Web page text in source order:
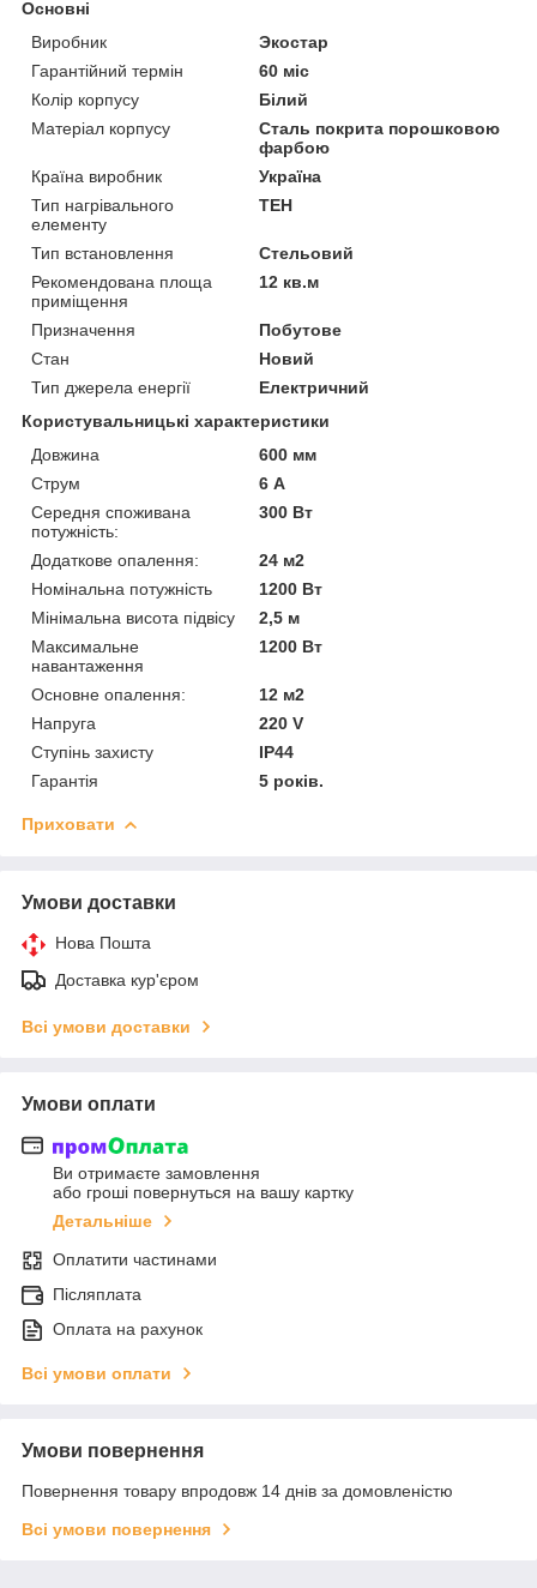
Основні
Виробник
Экостар
Гарантійний термін
60 міс
Колір корпусу
Білий
Матеріал корпусу
Сталь покрита порошковою
фарбою
Країна виробник
Україна
Тип нагрівального
елементу
ТЕН
Тип встановлення
Стельовий
Рекомендована площа
приміщення
12 кв.м
Призначення
Побутове
Стан
Новий
Тип джерела енергії
Електричний
Користувальницькі характеристики
Довжина
600 мм
Струм
6 А
Середня споживана
потужність:
300 Вт
Додаткове опалення:
24 м2
Номінальна потужність
1200 Вт
Мінімальна висота підвісу
2,5 м
Максимальне
навантаження
1200 Вт
Основне опалення:
12 м2
Напруга
220 V
Ступінь захисту
IP44
Гарантія
5 років.
Приховати
Умови доставки
Нова Пошта
Доставка кур'єром
Всі умови доставки
Умови оплати
Ви отримаєте замовлення
або гроші повернуться на вашу картку
Детальніше
Оплатити частинами
Післяплата
Оплата на рахунок
Всі умови оплати
Умови повернення
Повернення товару впродовж 14 днів за домовленістю
Всі умови повернення